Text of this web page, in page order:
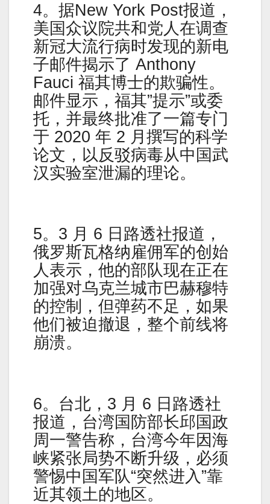
4。据New York Post报道，
美国众议院共和党人在调查
新冠大流行病时发现的新电
子邮件揭示了 Anthony
Fauci 福其博士的欺骗性。
邮件显示，福其”提示”或委
托，并最终批准了一篇专门
于 2020 年 2 月撰写的科学
论文，以反驳病毒从中国武
汉实验室泄漏的理论。
5。3 月 6 日路透社报道，
俄罗斯瓦格纳雇佣军的创始
人表示，他的部队现在正在
加强对乌克兰城市巴赫穆特
的控制，但弹药不足，如果
他们被迫撤退，整个前线将
崩溃。
6。台北，3 月 6 日路透社
报道，台湾国防部长邱国政
周一警告称，台湾今年因海
峡紧张局势不断升级，必须
警惕中国军队“突然进入”靠
近其领土的地区。